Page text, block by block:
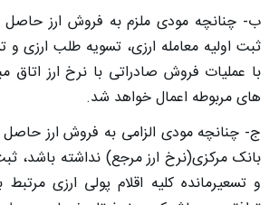
ب- چنانچه مودی ملزم به فروش ارز حاصل
ثبت اولیه معامله ارزی، تسویه طلب ارزی و
با عملیات فروش صادراتی با نرخ ارز اتاق
های مربوطه اعمال خواهد شد.
ج- چنانچه مودی الزامی به فروش ارز حاصل
بانک مرکزی(نرخ ارز مرجع) نداشته باشد،
و تسعیرمانده کلیه اقلام پولی ارزی